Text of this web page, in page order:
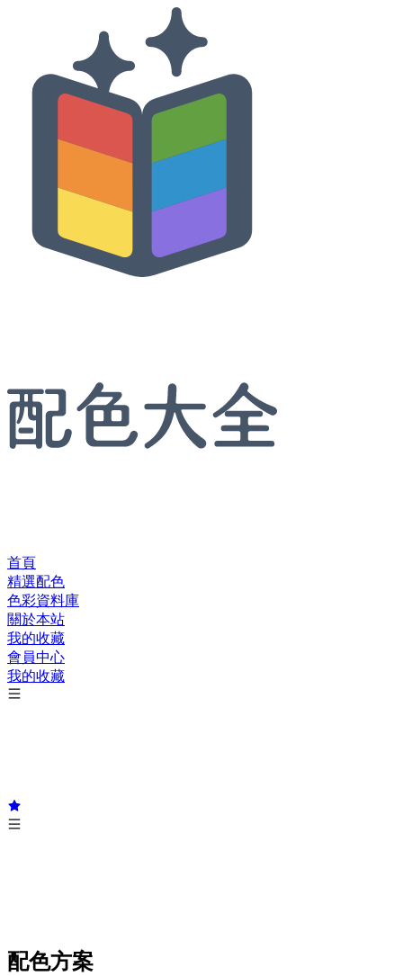
首頁
精選配色
色彩資料庫
關於本站
我的收藏
會員中心
我的收藏
配色方案